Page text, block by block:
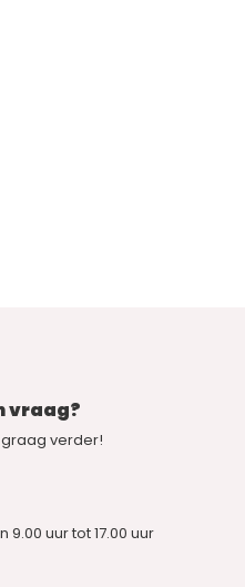
vraag?
verder!
uur tot 17.00 uur